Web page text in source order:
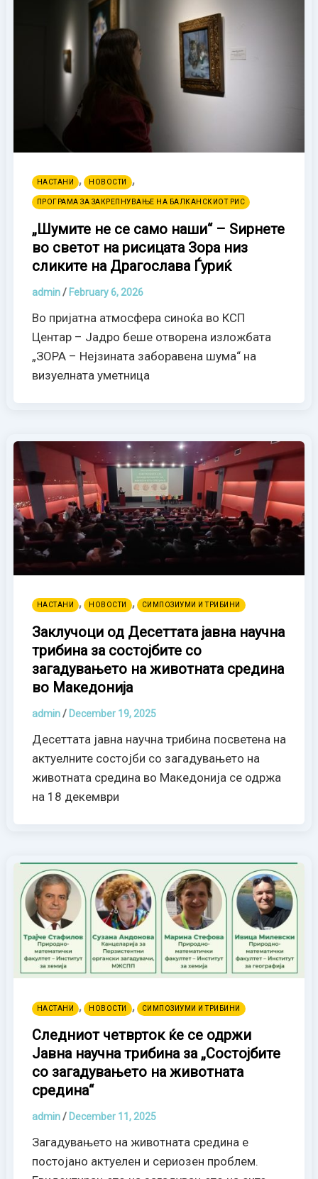
НАСТАНИ , НОВОСТИ ,
ПРОГРАМА ЗА ЗАКРЕПНУВАЊЕ НА БАЛКАНСКИОТ РИС
„Шумите не се само наши“ – Ѕирнете
во светот на рисицата Зора низ
сликите на Драгослава Ѓуриќ
admin/ February 6, 2026
Во пријатна атмосфера синоќа во КСП
Центар – Јадро беше отворена изложбата
„ЗОРА – Нејзината заборавена шума“ на
визуелната уметница
НАСТАНИ , НОВОСТИ , СИМПОЗИУМИ И ТРИБИНИ
Заклучоци од Десеттата јавна научна
трибина за состојбите со
загадувањето на животната средина
во Македонија
admin/ December 19, 2025
Десеттата јавна научна трибина посветена на
актуелните состојби со загадувањето на
животната средина во Македонија се одржа
на 18 декември
НАСТАНИ , НОВОСТИ , СИМПОЗИУМИ И ТРИБИНИ
Следниот четврток ќе се одржи
Јавна научна трибина за „Состојбите
со загадувањето на животната
средина“
admin/ December 11, 2025
Загадувањето на животната средина е
постојано актуелен и сериозен проблем.